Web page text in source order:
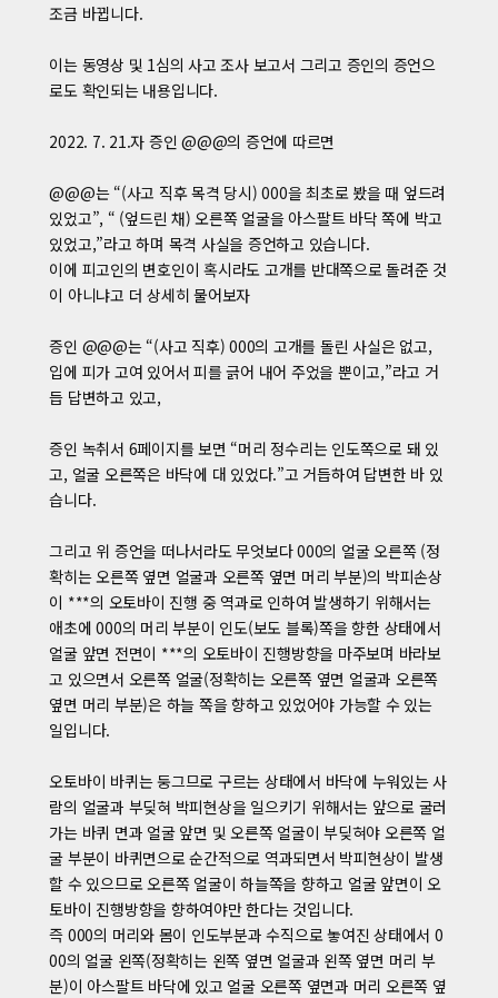
조금 바뀝니다.
이는 동영상 및 1심의 사고 조사 보고서 그리고 증인의 증언으
로도 확인되는 내용입니다.
2022. 7. 21.자 증인 @@@의 증언에 따르면
@@@는 “(사고 직후 목격 당시) 000을 최초로 봤을 때 엎드려
있었고”, “ (엎드린 채) 오른쪽 얼굴을 아스팔트 바닥 쪽에 박고
있었고,”라고 하며 목격 사실을 증언하고 있습니다.
이에 피고인의 변호인이 혹시라도 고개를 반대쪽으로 돌려준 것
이 아니냐고 더 상세히 물어보자
증인 @@@는 “(사고 직후) 000의 고개를 돌린 사실은 없고,
입에 피가 고여 있어서 피를 긁어 내어 주었을 뿐이고,”라고 거
듭 답변하고 있고,
증인 녹취서 6페이지를 보면 “머리 정수리는 인도쪽으로 돼 있
고, 얼굴 오른쪽은 바닥에 대 있었다.”고 거듭하여 답변한 바 있
습니다.
그리고 위 증언을 떠나서라도 무엇보다 000의 얼굴 오른쪽 (정
확히는 오른쪽 옆면 얼굴과 오른쪽 옆면 머리 부분)의 박피손상
이 ***의 오토바이 진행 중 역과로 인하여 발생하기 위해서는
애초에 000의 머리 부분이 인도(보도 블록)쪽을 향한 상태에서
얼굴 앞면 전면이 ***의 오토바이 진행방향을 마주보며 바라보
고 있으면서 오른쪽 얼굴(정확히는 오른쪽 옆면 얼굴과 오른쪽
옆면 머리 부분)은 하늘 쪽을 향하고 있었어야 가능할 수 있는
일입니다.
오토바이 바퀴는 둥그므로 구르는 상태에서 바닥에 누워있는 사
람의 얼굴과 부딪혀 박피현상을 일으키기 위해서는 앞으로 굴러
가는 바퀴 면과 얼굴 앞면 및 오른쪽 얼굴이 부딪혀야 오른쪽 얼
굴 부분이 바퀴면으로 순간적으로 역과되면서 박피현상이 발생
할 수 있으므로 오른쪽 얼굴이 하늘쪽을 향하고 얼굴 앞면이 오
토바이 진행방향을 향하여야만 한다는 것입니다.
즉 000의 머리와 몸이 인도부분과 수직으로 놓여진 상태에서 0
00의 얼굴 왼쪽(정확히는 왼쪽 옆면 얼굴과 왼쪽 옆면 머리 부
분)이 아스팔트 바닥에 있고 얼굴 오른쪽 옆면과 머리 오른쪽 옆